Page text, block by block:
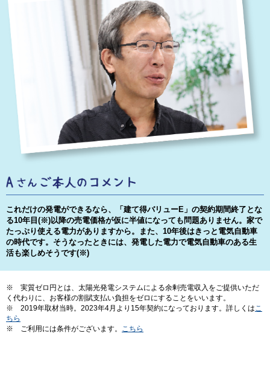
これだけの発電ができるなら、「建て得バリューE」の契約期間終了とな
る10年目(※)以降の売電価格が仮に半値になっても問題ありません。家で
たっぷり使える電力がありますから。また、10年後はきっと電気自動車
の時代です。そうなったときには、発電した電力で電気自動車のある生
活も楽しめそうです(※)
※
実質ゼロ円とは、太陽光発電システムによる余剰売電収入をご提供いただ
く代わりに、お客様の割賦支払い負担をゼロにすることをいいます。
※
2019年取材当時。2023年4月より15年契約になっております。詳しくは こ
ちら
※
ご利用には条件がございます。 こちら